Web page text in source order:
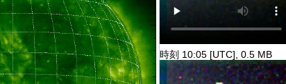
時刻 10:05 [UTC], 0.5 MB